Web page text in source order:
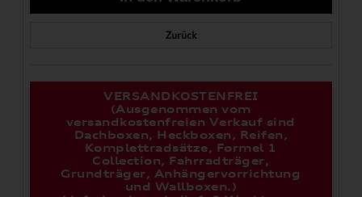
Zurück
VERSANDKOSTENFREI
(Ausgenommen vom
versandkostenfreien Verkauf sind
Dachboxen, Heckboxen, Reifen,
Komplettradsätze, Formel 1
Collection, Fahrradträger,
Grundträger, Anhängervorrichtung
und Wallboxen.)